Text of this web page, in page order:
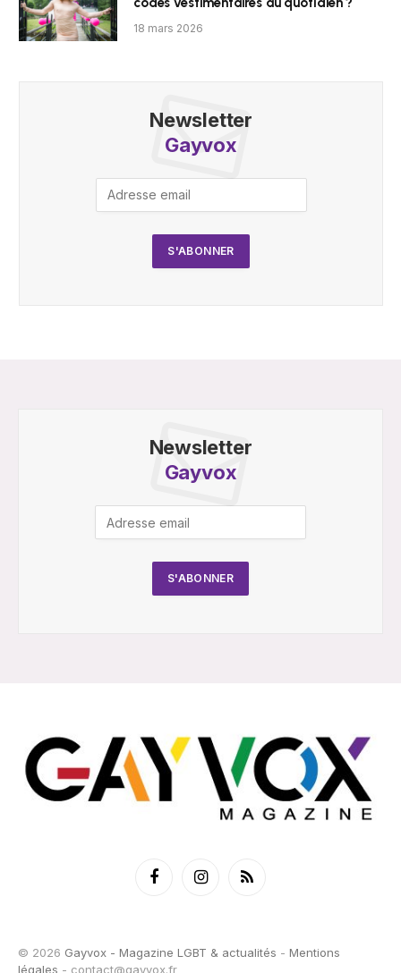
18 mars 2026
Newsletter
Gayvox
Newsletter
Gayvox
FacebookInstagramRSS
© 2026 Gayvox - Magazine LGBT & actualités - Mentions
légales - contact@gayvox.fr